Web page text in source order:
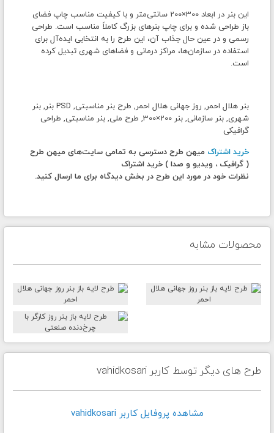
این بنر در ابعاد 300×200 سانتی‌متر و با کیفیت مناسب چاپ فضای
باز طراحی شده و برای چاپ بنرهای بزرگ کاملاً مناسب است. طراحی
رسمی و در عین حال جذاب آن، این طرح را به انتخابی ایده‌آل برای
استفاده در سازمان‌ها، مراکز درمانی و فضاهای شهری تبدیل کرده
است.
بنر هلال احمر, روز جهانی هلال احمر, طرح بنر مناسبتی, PSD بنر, بنر
شهری, بنر سازمانی, بنر 200×300, طرح ملی, بنر مناسبتی, طراحی
گرافیکی
خرید اشتراک میهن طرح دسترسی به تمامی سایت‌های میهن طرح
( گرافیک ، ویدیو و صدا ) خرید اشتراک
نظرات خود در مورد این طرح در بخش دیدگاه برای ما ارسال کنید.
محصولات مشابه
طرح های دیگر توسط کاربر vahidkosari
مشاهده پروفايل کاربر vahidkosari